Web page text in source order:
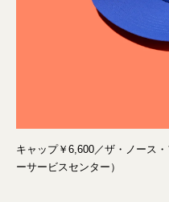
キャップ￥6,600／ザ・ノース
ーサービスセンター）